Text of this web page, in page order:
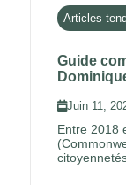
Articles
Guide
Juin 11,
Entre 2018